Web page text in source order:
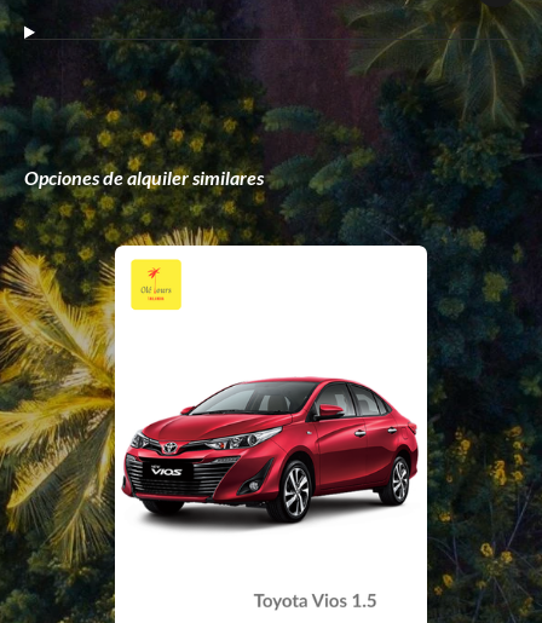
Opciones de alquiler similares